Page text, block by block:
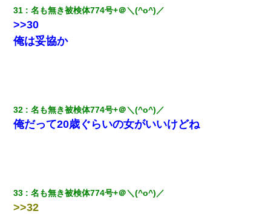
31 名も無き被検体774号+＠＼(^o^)／
>>30
俺は妥協か
32 名も無き被検体774号+＠＼(^o^)／
俺だって20歳ぐらいの女がいいけどね
33 名も無き被検体774号+＠＼(^o^)／
>>32